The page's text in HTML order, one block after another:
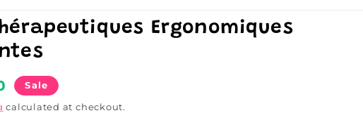
Ergonomiques
Sale
calculated at checkout.